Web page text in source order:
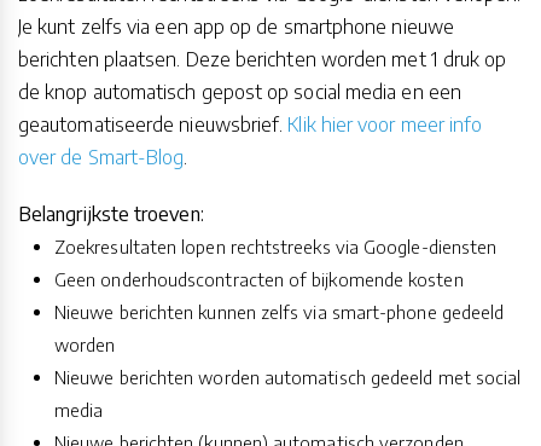
Je kunt zelfs via een app op de smartphone nieuwe
berichten plaatsen. Deze berichten worden met 1 druk op
de knop automatisch gepost op social media en een
geautomatiseerde nieuwsbrief. Klik hier voor meer info
over de Smart-Blog
Belangrijkste troeven:
Zoekresultaten lopen rechtstreeks via Google-diensten
Geen onderhoudscontracten of bijkomende kosten
Nieuwe berichten kunnen zelfs via smart-phone gedeeld
worden
Nieuwe berichten worden automatisch gedeeld met social
media